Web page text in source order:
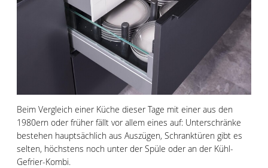
Beim Vergleich einer Küche dieser Tage mit einer aus den
1980ern oder früher fällt vor allem eines auf: Unterschränke
bestehen hauptsächlich aus Auszügen, Schranktüren gibt es
selten, höchstens noch unter der Spüle oder an der Kühl-
Gefrier-Kombi.